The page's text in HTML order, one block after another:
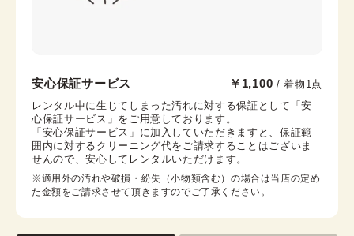
大阪市中央区心斎橋筋2-3-27 心央ビル3階
営業時間： 11:00~ 19:00
着付け最終受付時間：18:00
返却締め切り時間：18:30
安心保証サービス ￥1,100 / 着物1点
レンタル中に生じてしまった汚れに対する保証として「安
心保証サービス」をご用意しております。
「安心保証サービス」に加入していただきますと、保証範
囲内に対するクリーニング代をご請求することはございま
せんので、安心してレンタルいただけます。
※適用外の汚れや破損・紛失（小物類含む）の場合は当店の定め
た金額をご請求させて頂きますのでご了承ください。